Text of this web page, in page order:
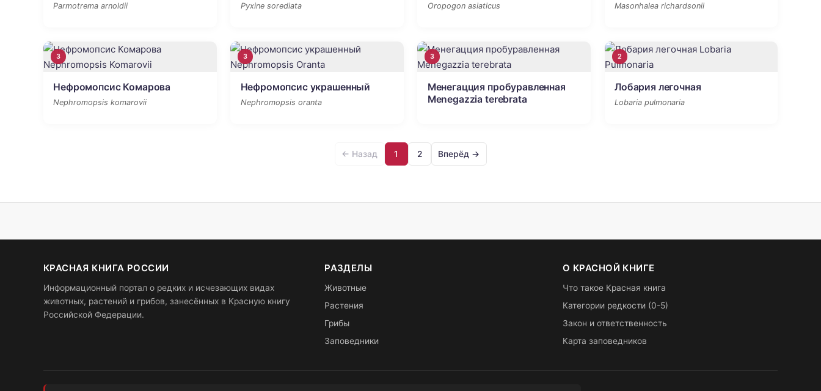
Parmotrema arnoldii Pyxine sorediata Oropogon asiaticus Masonhalea richardsonii
3
Нефромопсис Комарова
Nephromopsis komarovii
3
Нефромопсис украшенный
Nephromopsis oranta
3
Менегацция пробуравленная
Menegazzia terebrаta
2
Лобария легочная
Lobaria pulmonaria
← Назад 1 2 Вперёд →
КРАСНАЯ КНИГА РОССИИ
Информационный портал о редких и исчезающих видах
животных, растений и грибов, занесённых в Красную книгу
Российской Федерации.
РАЗДЕЛЫ
Животные
Растения
Грибы
Заповедники
О КРАСНОЙ КНИГЕ
Что такое Красная книга
Категории редкости (0-5)
Закон и ответственность
Карта заповедников